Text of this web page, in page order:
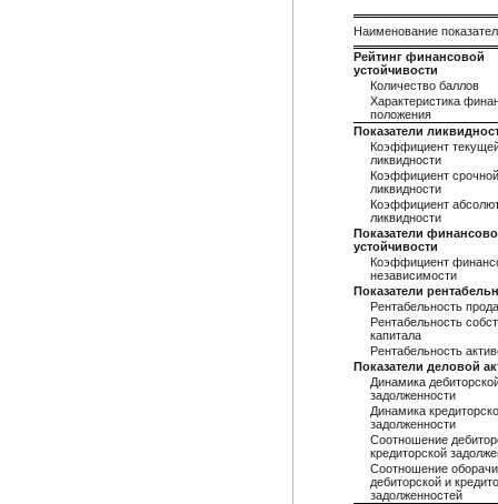
Наименование
Рейтинг финансовой
устойчивости
Количество баллов
Характеристика
положения
Показатели
Коэффициент
ликвидности
Коэффициент срочной
ликвидности
Коэффициент
ликвидности
Показатели
устойчивости
Коэффициент
независимости
Показатели
Рентабельность
Рентабельность
капитала
Рентабельность
Показатели деловой
Динамика
задолженности
Динамика
задолженности
Соотношение
кредиторской
Соотношение
дебиторской и
задолженностей